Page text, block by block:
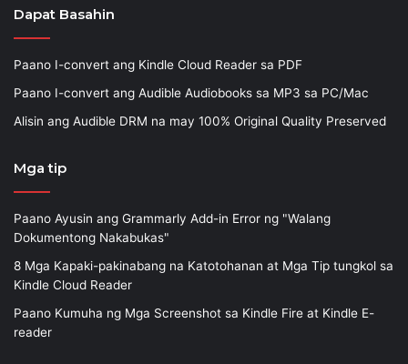
Dapat Basahin
Paano I-convert ang Kindle Cloud Reader sa PDF
Paano I-convert ang Audible Audiobooks sa MP3 sa PC/Mac
Alisin ang Audible DRM na may 100% Original Quality Preserved
Mga tip
Paano Ayusin ang Grammarly Add-in Error ng "Walang
Dokumentong Nakabukas"
8 Mga Kapaki-pakinabang na Katotohanan at Mga Tip tungkol sa
Kindle Cloud Reader
Paano Kumuha ng Mga Screenshot sa Kindle Fire at Kindle E-
reader